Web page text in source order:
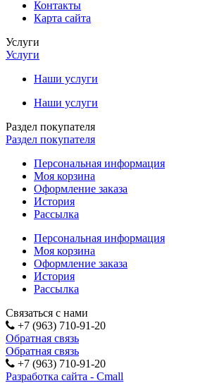
Контакты
Карта сайта
Услуги
Услуги
Наши услуги
Наши услуги
Раздел покупателя
Раздел покупателя
Персональная информация
Моя корзина
Оформление заказа
История
Рассылка
Персональная информация
Моя корзина
Оформление заказа
История
Рассылка
Связаться с нами
+7 (963) 710-91-20
Обратная связь
Обратная связь
+7 (963) 710-91-20
Разработка сайта - Cmall